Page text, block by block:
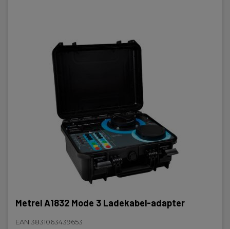
Metrel A1832 Mode 3 Ladekabel-adapter
EAN 3831063439653